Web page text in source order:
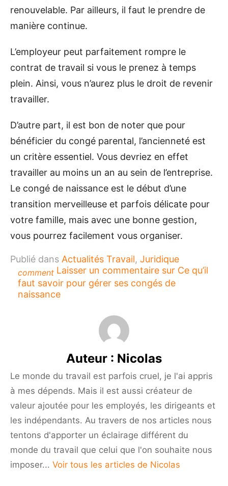
renouvelable. Par ailleurs, il faut le prendre de
manière continue.
L’employeur peut parfaitement rompre le
contrat de travail si vous le prenez à temps
plein. Ainsi, vous n’aurez plus le droit de revenir
travailler.
D’autre part, il est bon de noter que pour
bénéficier du congé parental, l’ancienneté est
un critère essentiel. Vous devriez en effet
travailler au moins un an au sein de l’entreprise.
Le congé de naissance est le début d’une
transition merveilleuse et parfois délicate pour
votre famille, mais avec une bonne gestion,
vous pourrez facilement vous organiser.
Publié dans Actualités Travail, Juridique
comment Laisser un commentaire sur Ce qu’il
faut savoir pour gérer ses congés de
naissance
Auteur : Nicolas
Le monde du travail est parfois cruel, je l'ai appris
à mes dépends. Mais il est aussi créateur de
valeur ajoutée pour les employés, les dirigeants et
les indépendants. Au travers de nos articles nous
tentons d'apporter un éclairage différent du
monde du travail que celui que l'on souhaite nous
imposer... Voir tous les articles de Nicolas